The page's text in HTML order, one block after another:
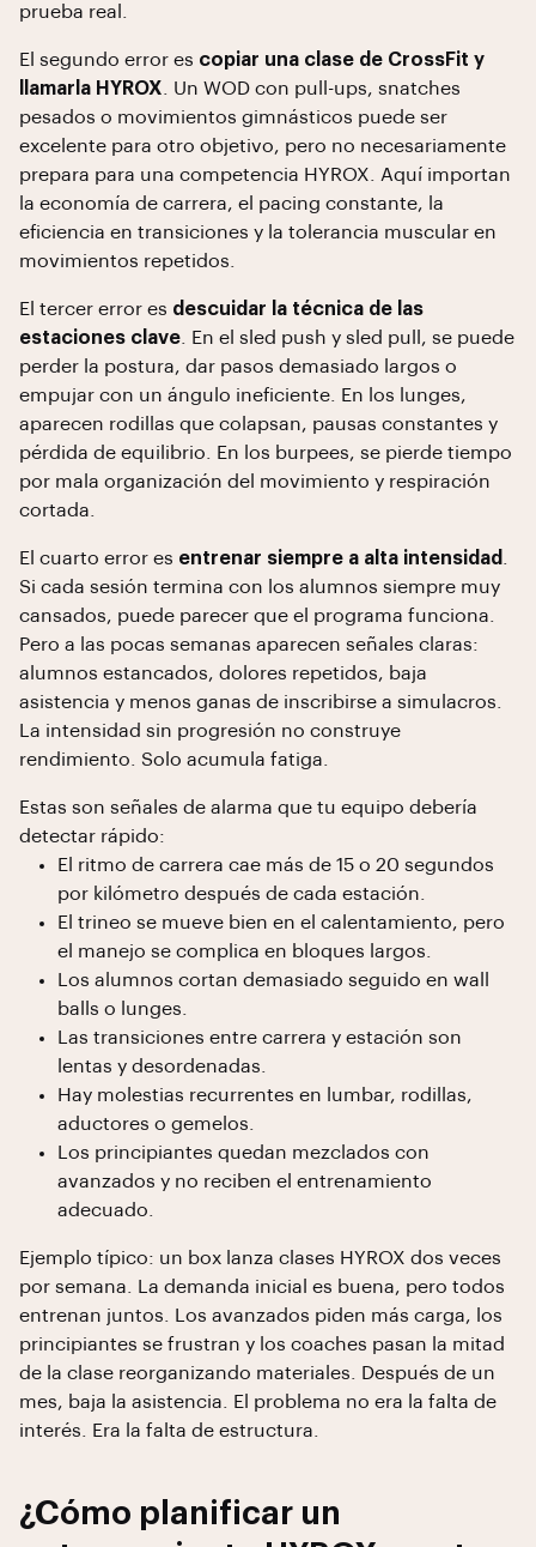
prueba real.
El segundo error es copiar una clase de CrossFit y
llamarla HYROX . Un WOD con pull-ups, snatches
pesados o movimientos gimnásticos puede ser
excelente para otro objetivo, pero no necesariamente
prepara para una competencia HYROX. Aquí importan
la economía de carrera, el pacing constante, la
eficiencia en transiciones y la tolerancia muscular en
movimientos repetidos.
El tercer error es descuidar la técnica de las
estaciones clave . En el sled push y sled pull, se puede
perder la postura, dar pasos demasiado largos o
empujar con un ángulo ineficiente. En los lunges,
aparecen rodillas que colapsan, pausas constantes y
pérdida de equilibrio. En los burpees, se pierde tiempo
por mala organización del movimiento y respiración
cortada.
El cuarto error es entrenar siempre a alta intensidad
Si cada sesión termina con los alumnos siempre muy
cansados, puede parecer que el programa funciona.
Pero a las pocas semanas aparecen señales claras:
alumnos estancados, dolores repetidos, baja
asistencia y menos ganas de inscribirse a simulacros.
La intensidad sin progresión no construye
rendimiento. Solo acumula fatiga.
Estas son señales de alarma que tu equipo debería
detectar rápido:
El ritmo de carrera cae más de 15 o 20 segundos
por kilómetro después de cada estación.
El trineo se mueve bien en el calentamiento, pero
el manejo se complica en bloques largos.
Los alumnos cortan demasiado seguido en wall
balls o lunges.
Las transiciones entre carrera y estación son
lentas y desordenadas.
Hay molestias recurrentes en lumbar, rodillas,
aductores o gemelos.
Los principiantes quedan mezclados con
avanzados y no reciben el entrenamiento
adecuado.
Ejemplo típico: un box lanza clases HYROX dos veces
por semana. La demanda inicial es buena, pero todos
entrenan juntos. Los avanzados piden más carga, los
principiantes se frustran y los coaches pasan la mitad
de la clase reorganizando materiales. Después de un
mes, baja la asistencia. El problema no era la falta de
interés. Era la falta de estructura.
¿Cómo planificar un